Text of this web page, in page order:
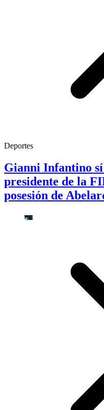
Deportes
Gianni Infantino
presidente de la
posesión de